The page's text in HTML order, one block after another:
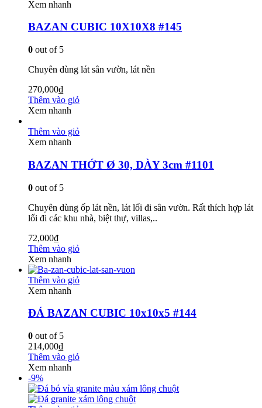
Xem nhanh
BAZAN CUBIC 10X10X8 #145
0 out of 5
Chuyên dùng lát sân vườn, lát nền
270,000₫
Thêm vào giỏ
Xem nhanh
Thêm vào giỏ
Xem nhanh
BAZAN THỚT Ø 30, DÀY 3cm #1101
0 out of 5
Chuyên dùng ốp lát nền, lát lối đi sân vườn. Rất thích hợp lát
lối đi các khu nhà, biệt thự, villas,..
72,000₫
Thêm vào giỏ
Xem nhanh
Thêm vào giỏ
Xem nhanh
ĐÁ BAZAN CUBIC 10x10x5 #144
0 out of 5
214,000₫
Thêm vào giỏ
Xem nhanh
-9%